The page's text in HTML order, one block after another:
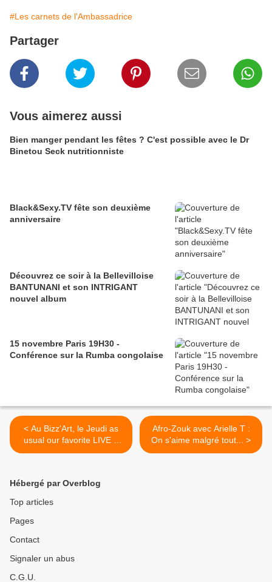
#Les carnets de l'Ambassadrice
Partager
Vous aimerez aussi
Bien manger pendant les fêtes ? C'est possible avec le Dr
Binetou Seck nutritionniste
Black&Sexy.TV fête son deuxième
anniversaire
Découvrez ce soir à la Bellevilloise
BANTUNANI et son INTRIGANT
nouvel album
15 novembre Paris 19H30 -
Conférence sur la Rumba congolaise
< Au Bizz'Art, le Jeudi as
usual our favorite LIVE &
SOUL AFTERWORK Feat
SOULNESS, Soul Flava mix
Afro-Zouk avec Arielle T :
On s'aime malgré tout... >
Hébergé par Overblog
Top articles
Pages
Contact
Signaler un abus
C.G.U.